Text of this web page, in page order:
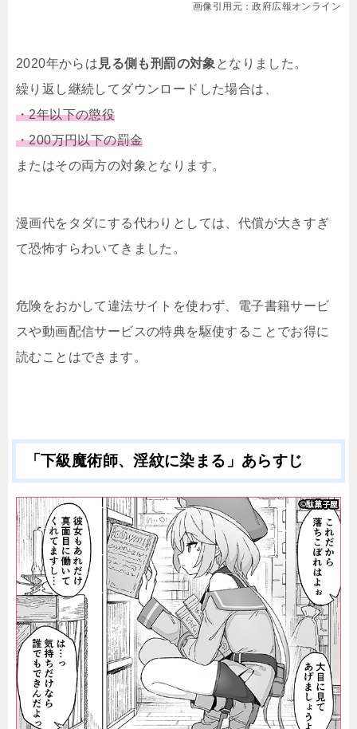
画像引用元：政府広報オンライン
2020年からは 見る側も刑罰の対象となりました。
繰り返し継続してダウンロードした場合は、
・2年以下の懲役
・200万円以下の罰金
またはその両方の対象となります。
漫画代をタダにする代わりとしては、代償が大きすぎ
て恐怖すらわいてきました。
危険をおかして違法サイトを使わず、電子書籍サービ
スや動画配信サービスの特典を駆使することでお得に
読むことはできます。
「下級魔術師、淫紋に染まる」あらすじ